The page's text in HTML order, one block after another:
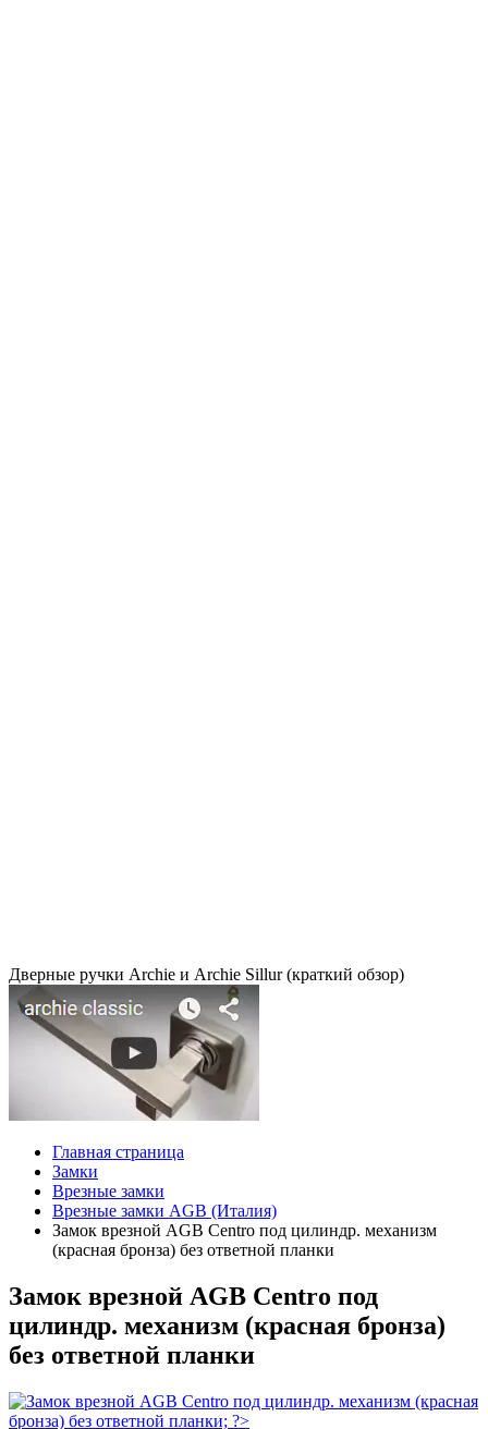
Дверные ручки Archie и Archie Sillur (краткий обзор)
Главная страница
Замки
Врезные замки
Врезные замки AGB (Италия)
Замок врезной AGB Centro под цилиндр. механизм
(красная бронза) без ответной планки
Замок врезной AGB Centro под
цилиндр. механизм (красная бронза)
без ответной планки